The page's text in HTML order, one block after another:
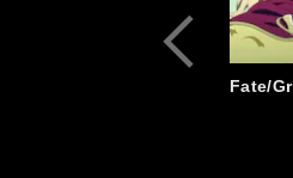
Fate/